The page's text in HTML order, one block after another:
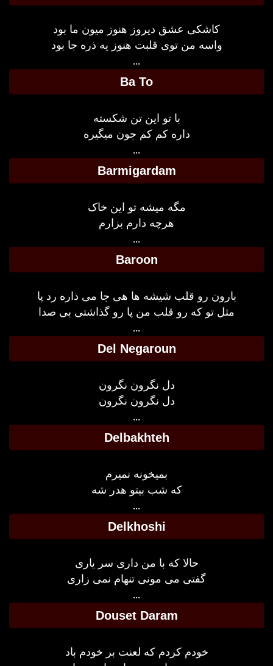
کاشکی عشق دیروز هنوز میون ما بود
واسه من توی قلبت هنوز یه ذره جا بود
...
Ba To
با تو این تن شکسته
داره کم کم جون میگیره
...
Barmigardam
مگه میشه تو این خاک
هرچه دارم بزارم
...
Baroon
بارون رو قلب شیشه ها هی جا می ذاره رد پا
مثل تو که رو قلب من پا رو گذاشتی بی صدا
...
Del Negaroun
دل نگرون نگرون
دل نگرون نگرون
...
Delbakhteh
بمیخونه نمیرم
که شب بیتو هدر شه
...
Delkhoshi
حالا که با من داری سر یاری
گفتی می مونی تنهام نمی زاری
...
Douset Daram
خودم کردم که لعنت بر خودم باد